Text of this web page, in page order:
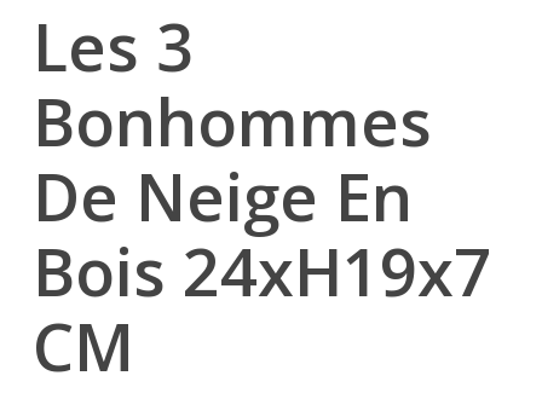
Les 3
Bonhommes
De Neige En
Bois 24xH19x7
CM